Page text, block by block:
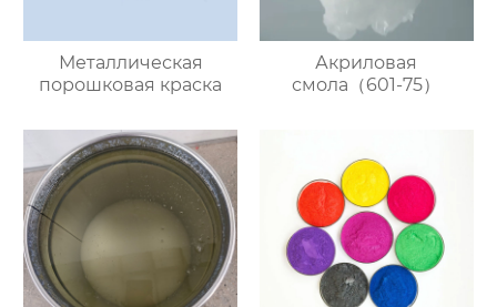
Металлическая
порошковая краска
Акриловая
смола（601-75）